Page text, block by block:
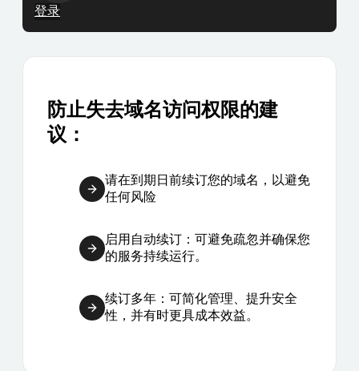
登录
防止失去域名访问权限的建
议：
请在到期日前续订您的域名，以避免
任何风险
启用自动续订：可避免疏忽并确保您
的服务持续运行。
续订多年：可简化管理、提升安全
性，并有时更具成本效益。